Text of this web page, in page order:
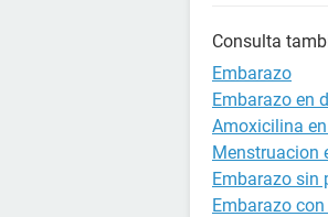
Consulta
Embarazo
Embarazo en
Amoxicilina
Menstruacion
Embarazo sin
Embarazo